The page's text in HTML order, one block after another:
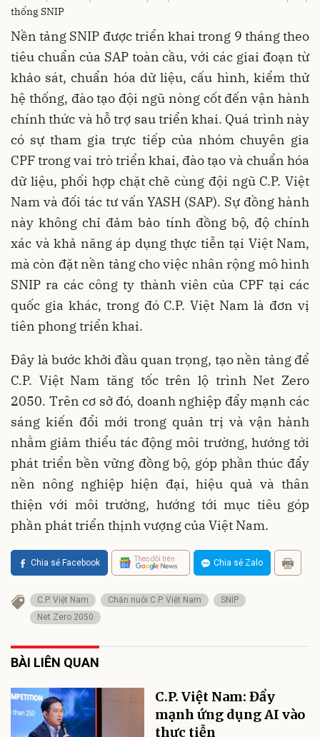
thống SNIP
Nền tảng SNIP được triển khai trong 9 tháng theo
tiêu chuẩn của SAP toàn cầu, với các giai đoạn từ
khảo sát, chuẩn hóa dữ liệu, cấu hình, kiểm thử
hệ thống, đào tạo đội ngũ nòng cốt đến vận hành
chính thức và hỗ trợ sau triển khai. Quá trình này
có sự tham gia trực tiếp của nhóm chuyên gia
CPF trong vai trò triển khai, đào tạo và chuẩn hóa
dữ liệu, phối hợp chặt chẽ cùng đội ngũ C.P. Việt
Nam và đối tác tư vấn YASH (SAP). Sự đồng hành
này không chỉ đảm bảo tính đồng bộ, độ chính
xác và khả năng áp dụng thực tiễn tại Việt Nam,
mà còn đặt nền tảng cho việc nhân rộng mô hình
SNIP ra các công ty thành viên của CPF tại các
quốc gia khác, trong đó C.P. Việt Nam là đơn vị
tiên phong triển khai.
Đây là bước khởi đầu quan trọng, tạo nền tảng để
C.P. Việt Nam tăng tốc trên lộ trình Net Zero
2050. Trên cơ sở đó, doanh nghiệp đẩy mạnh các
sáng kiến đổi mới trong quản trị và vận hành
nhằm giảm thiểu tác động môi trường, hướng tới
phát triển bền vững đồng bộ, góp phần thúc đẩy
nền nông nghiệp hiện đại, hiệu quả và thân
thiện với môi trường, hướng tới mục tiêu góp
phần phát triển thịnh vượng của Việt Nam.
Chia sẻ Facebook Theo dõi trên Chia sẻ Zalo
C.P. Việt Nam Chăn nuôi C.P. Việt Nam
SNIP
Net Zero 2050
BÀI LIÊN QUAN
C.P. Việt Nam: Đẩy
mạnh ứng dụng AI vào
thực tiễn